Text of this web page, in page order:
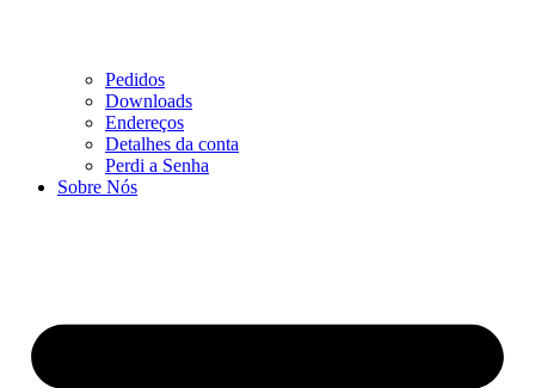
Pedidos
Downloads
Endereços
Detalhes da conta
Perdi a Senha
Sobre Nós